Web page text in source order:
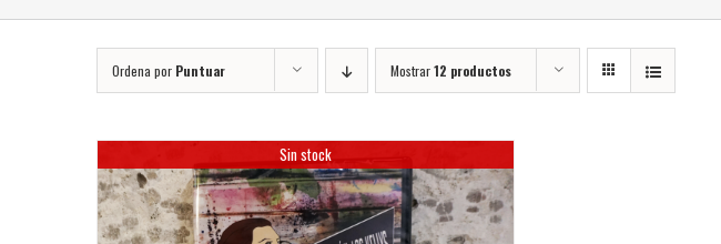
Ordena por Puntuar Mostrar12 productos
Sin stock